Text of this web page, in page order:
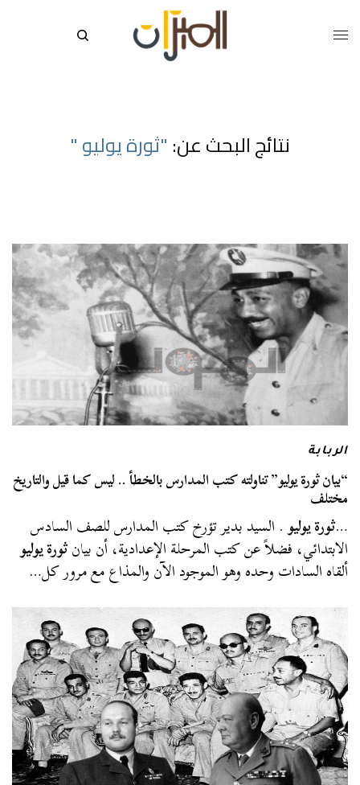
نتائج البحث عن: "ثورة يوليو "
الربابة
“بيان ثورة يوليو” تناولته كتب المدارس بالخطأ .. ليس كما قيل والتاريخ
مختلف
…ثورة يوليو. السيد بدير تؤرخ كتب المدارس للصف السادس
الابتدائي، فضلاً عن كتب المرحلة الإعدادية، أن بيانثورة يوليو
ألقاه السادات وحده وهو الموجود الآن والمذاع مع مرور كل…